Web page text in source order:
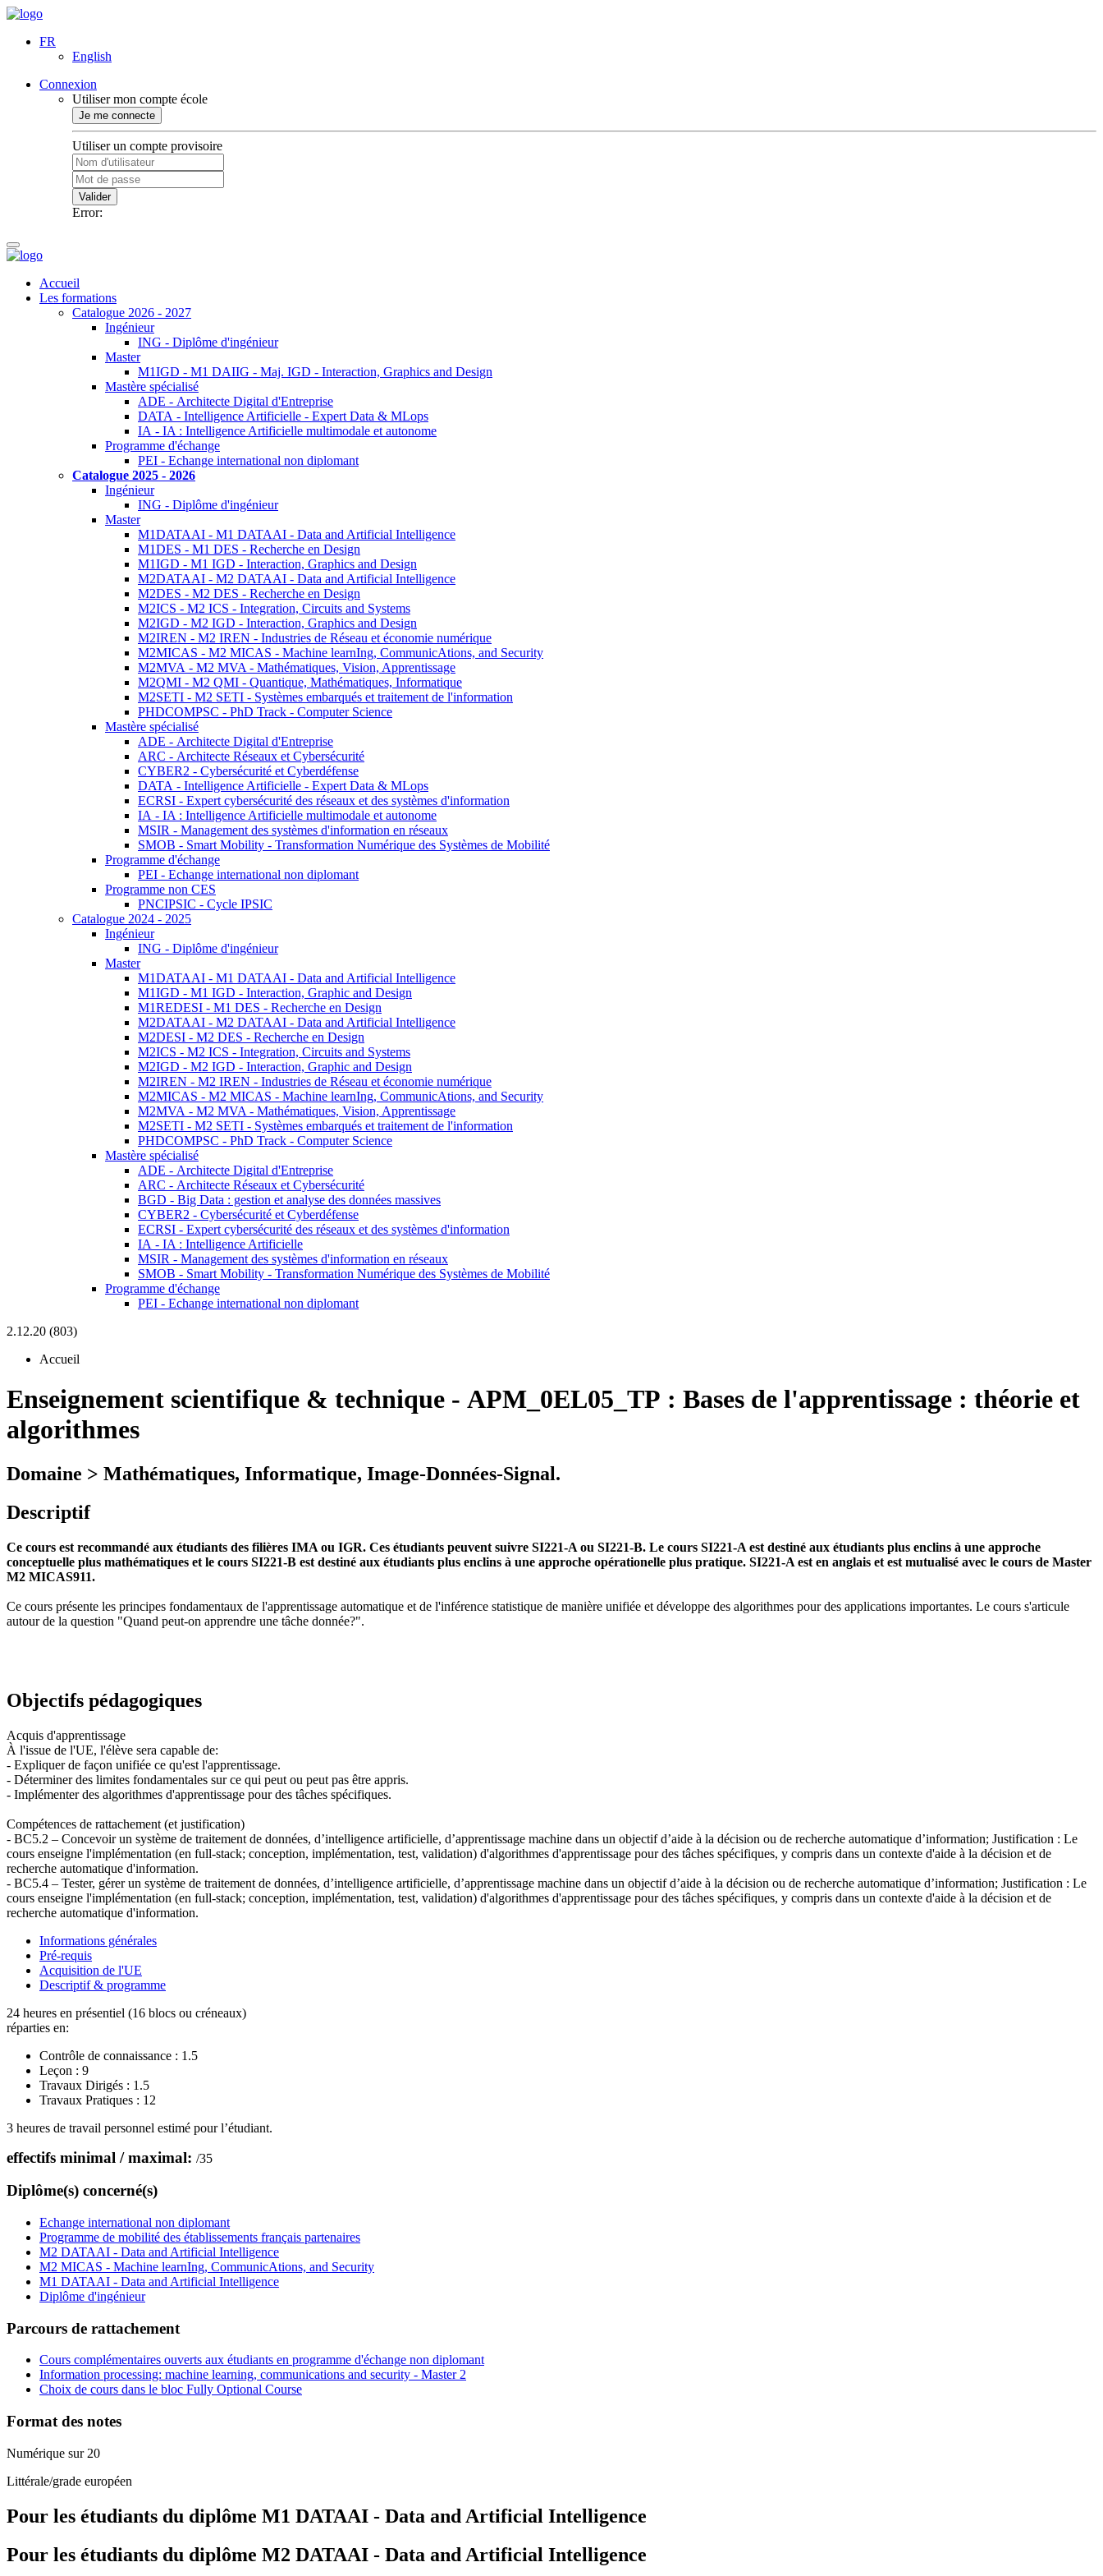
FR
English
Connexion
Utiliser mon compte école
Je me connecte
Utiliser un compte provisoire
Valider
Error:
Accueil
Les formations
Catalogue 2026 - 2027
Ingénieur
ING - Diplôme d'ingénieur
Master
M1IGD - M1 DAIIG - Maj. IGD - Interaction, Graphics and Design
Mastère spécialisé
ADE - Architecte Digital d'Entreprise
DATA - Intelligence Artificielle - Expert Data & MLops
IA - IA : Intelligence Artificielle multimodale et autonome
Programme d'échange
PEI - Echange international non diplomant
Catalogue 2025 - 2026
Ingénieur
ING - Diplôme d'ingénieur
Master
M1DATAAI - M1 DATAAI - Data and Artificial Intelligence
M1DES - M1 DES - Recherche en Design
M1IGD - M1 IGD - Interaction, Graphics and Design
M2DATAAI - M2 DATAAI - Data and Artificial Intelligence
M2DES - M2 DES - Recherche en Design
M2ICS - M2 ICS - Integration, Circuits and Systems
M2IGD - M2 IGD - Interaction, Graphics and Design
M2IREN - M2 IREN - Industries de Réseau et économie numérique
M2MICAS - M2 MICAS - Machine learnIng, CommunicAtions, and Security
M2MVA - M2 MVA - Mathématiques, Vision, Apprentissage
M2QMI - M2 QMI - Quantique, Mathématiques, Informatique
M2SETI - M2 SETI - Systèmes embarqués et traitement de l'information
PHDCOMPSC - PhD Track - Computer Science
Mastère spécialisé
ADE - Architecte Digital d'Entreprise
ARC - Architecte Réseaux et Cybersécurité
CYBER2 - Cybersécurité et Cyberdéfense
DATA - Intelligence Artificielle - Expert Data & MLops
ECRSI - Expert cybersécurité des réseaux et des systèmes d'information
IA - IA : Intelligence Artificielle multimodale et autonome
MSIR - Management des systèmes d'information en réseaux
SMOB - Smart Mobility - Transformation Numérique des Systèmes de Mobilité
Programme d'échange
PEI - Echange international non diplomant
Programme non CES
PNCIPSIC - Cycle IPSIC
Catalogue 2024 - 2025
Ingénieur
ING - Diplôme d'ingénieur
Master
M1DATAAI - M1 DATAAI - Data and Artificial Intelligence
M1IGD - M1 IGD - Interaction, Graphic and Design
M1REDESI - M1 DES - Recherche en Design
M2DATAAI - M2 DATAAI - Data and Artificial Intelligence
M2DESI - M2 DES - Recherche en Design
M2ICS - M2 ICS - Integration, Circuits and Systems
M2IGD - M2 IGD - Interaction, Graphic and Design
M2IREN - M2 IREN - Industries de Réseau et économie numérique
M2MICAS - M2 MICAS - Machine learnIng, CommunicAtions, and Security
M2MVA - M2 MVA - Mathématiques, Vision, Apprentissage
M2SETI - M2 SETI - Systèmes embarqués et traitement de l'information
PHDCOMPSC - PhD Track - Computer Science
Mastère spécialisé
ADE - Architecte Digital d'Entreprise
ARC - Architecte Réseaux et Cybersécurité
BGD - Big Data : gestion et analyse des données massives
CYBER2 - Cybersécurité et Cyberdéfense
ECRSI - Expert cybersécurité des réseaux et des systèmes d'information
IA - IA : Intelligence Artificielle
MSIR - Management des systèmes d'information en réseaux
SMOB - Smart Mobility - Transformation Numérique des Systèmes de Mobilité
Programme d'échange
PEI - Echange international non diplomant
2.12.20 (803)
Accueil
Enseignement scientifique & technique - APM_0EL05_TP : Bases de l'apprentissage : théorie et
algorithmes
Domaine > Mathématiques, Informatique, Image-Données-Signal.
Descriptif
Ce cours est recommandé aux étudiants des filières IMA ou IGR. Ces étudiants peuvent suivre SI221-A ou SI221-B. Le cours SI221-A est destiné aux étudiants plus enclins à une approche
conceptuelle plus mathématiques et le cours SI221-B est destiné aux étudiants plus enclins à une approche opérationelle plus pratique. SI221-A est en anglais et est mutualisé avec le cours de Master
M2 MICAS911.
Ce cours présente les principes fondamentaux de l'apprentissage automatique et de l'inférence statistique de manière unifiée et développe des algorithmes pour des applications importantes. Le cours s'articule
autour de la question "Quand peut-on apprendre une tâche donnée?".
Objectifs pédagogiques
Acquis d'apprentissage
À l'issue de l'UE, l'élève sera capable de:
- Expliquer de façon unifiée ce qu'est l'apprentissage.
- Déterminer des limites fondamentales sur ce qui peut ou peut pas être appris.
- Implémenter des algorithmes d'apprentissage pour des tâches spécifiques.
Compétences de rattachement (et justification)
- BC5.2 – Concevoir un système de traitement de données, d’intelligence artificielle, d’apprentissage machine dans un objectif d’aide à la décision ou de recherche automatique d’information; Justification : Le
cours enseigne l'implémentation (en full-stack; conception, implémentation, test, validation) d'algorithmes d'apprentissage pour des tâches spécifiques, y compris dans un contexte d'aide à la décision et de
recherche automatique d'information.
- BC5.4 – Tester, gérer un système de traitement de données, d’intelligence artificielle, d’apprentissage machine dans un objectif d’aide à la décision ou de recherche automatique d’information; Justification : Le
cours enseigne l'implémentation (en full-stack; conception, implémentation, test, validation) d'algorithmes d'apprentissage pour des tâches spécifiques, y compris dans un contexte d'aide à la décision et de
recherche automatique d'information.
Informations générales
Pré-requis
Acquisition de l'UE
Descriptif & programme
24 heures en présentiel (16 blocs ou créneaux)
réparties en:
Contrôle de connaissance : 1.5
Leçon : 9
Travaux Dirigés : 1.5
Travaux Pratiques : 12
3 heures de travail personnel estimé pour l’étudiant.
effectifs minimal / maximal: /35
Diplôme(s) concerné(s)
Echange international non diplomant
Programme de mobilité des établissements français partenaires
M2 DATAAI - Data and Artificial Intelligence
M2 MICAS - Machine learnIng, CommunicAtions, and Security
M1 DATAAI - Data and Artificial Intelligence
Diplôme d'ingénieur
Parcours de rattachement
Cours complémentaires ouverts aux étudiants en programme d'échange non diplomant
Information processing: machine learning, communications and security - Master 2
Choix de cours dans le bloc Fully Optional Course
Format des notes
Numérique sur 20
Littérale/grade européen
Pour les étudiants du diplôme M1 DATAAI - Data and Artificial Intelligence
Pour les étudiants du diplôme M2 DATAAI - Data and Artificial Intelligence